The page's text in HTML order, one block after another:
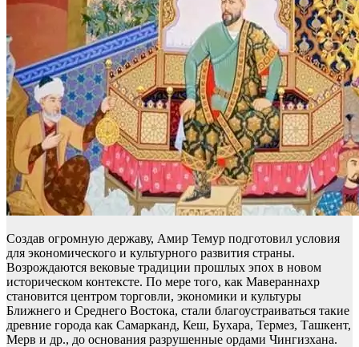
Создав огромную державу, Амир Темур подготовил условия
для экономического и культурного развития страны.
Возрождаются вековые традиции прошлых эпох в новом
историческом контексте. По мере того, как Мавераннахр
становится центром торговли, экономики и культуры
Ближнего и Среднего Востока, стали благоустраиваться такие
древние города как Самарканд, Кеш, Бухара, Термез, Ташкент,
Мерв и др., до основания разрушенные ордами Чингизхана.